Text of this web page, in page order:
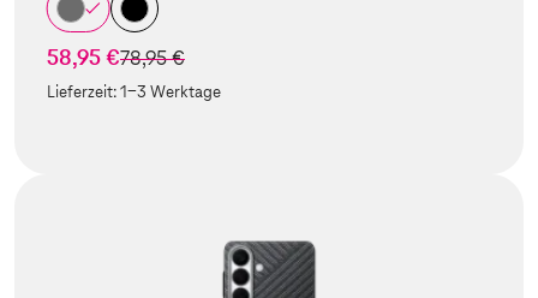
58,95 €statt
78,95 €
Lieferzeit:1-3 Werktage